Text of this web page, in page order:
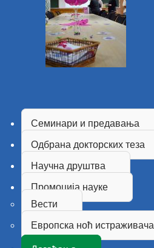
Семинари и предавања
Одбрана докторских теза
Научна друштва
Промоција науке
Вести
Европска ноћ истраживача